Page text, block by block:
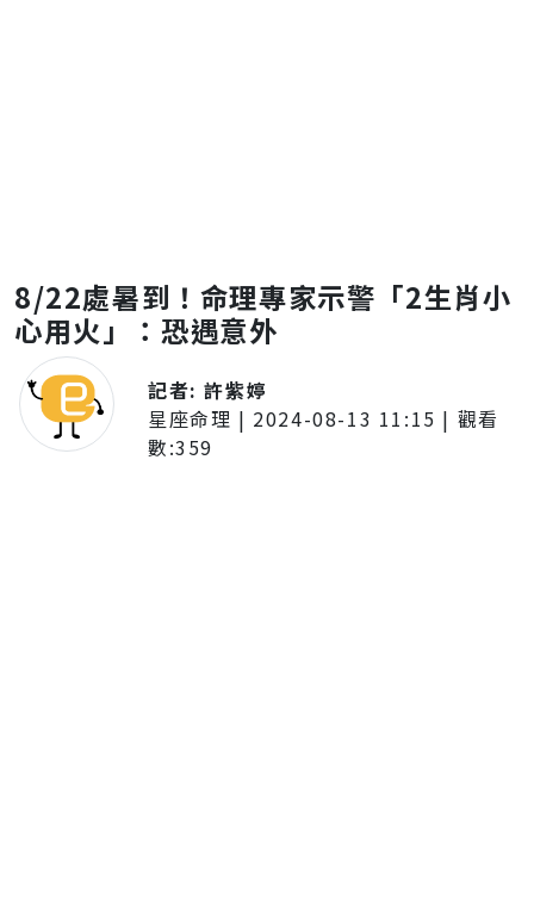
8/22處暑到！命理專家示警「2生肖小
心用火」：恐遇意外
記者:許紫婷
星座命理 | 2024-08-13 11:15 | 觀看
數:359